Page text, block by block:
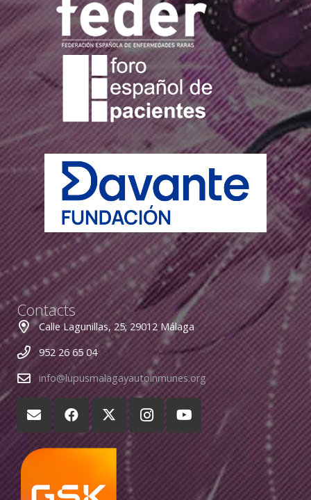
Contacts
Calle Lagunillas, 25; 29012 Málaga
952 26 65 04
info@lupusmalagayautoinmunes.org